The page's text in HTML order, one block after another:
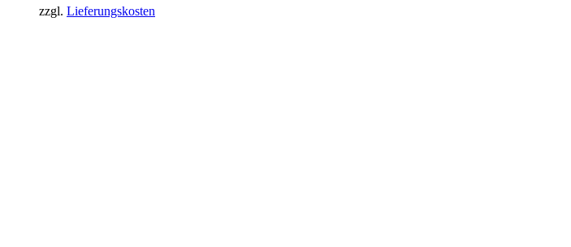
zzgl. Lieferungskosten